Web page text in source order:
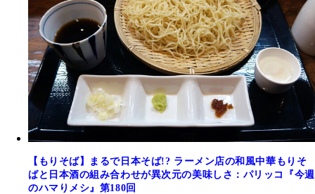
【もりそば】まるで日本そば!? ラーメン店の和風中華もりそ
ばと日本酒の組み合わせが異次元の美味しさ：パリッコ『今週
のハマりメシ』第180回